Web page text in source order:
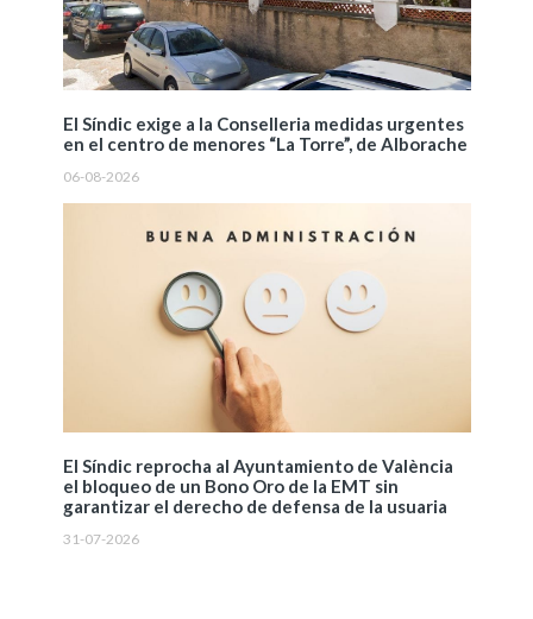
El Síndic exige a la Conselleria medidas urgentes
en el centro de menores “La Torre”, de Alborache
06-08-2026
El Síndic reprocha al Ayuntamiento de València
el bloqueo de un Bono Oro de la EMT sin
garantizar el derecho de defensa de la usuaria
31-07-2026